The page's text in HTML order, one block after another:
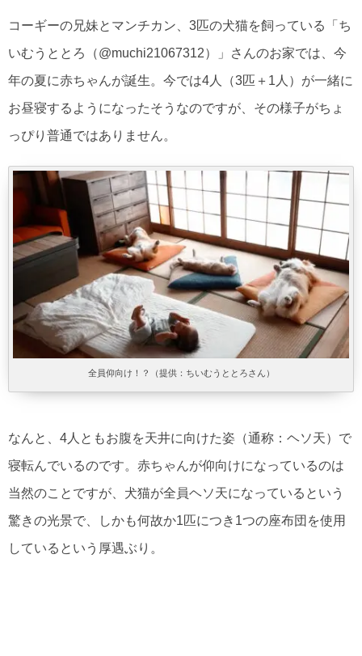
コーギーの兄妹とマンチカン、3匹の犬猫を飼っている「ち
いむうととろ（@muchi21067312）」さんのお家では、今
年の夏に赤ちゃんが誕生。今では4人（3匹＋1人）が一緒に
お昼寝するようになったそうなのですが、その様子がちょ
っぴり普通ではありません。
全員仰向け！？（提供：ちいむうととろさん）
なんと、4人ともお腹を天井に向けた姿（通称：ヘソ天）で
寝転んでいるのです。赤ちゃんが仰向けになっているのは
当然のことですが、犬猫が全員ヘソ天になっているという
驚きの光景で、しかも何故か1匹につき1つの座布団を使用
しているという厚遇ぶり。